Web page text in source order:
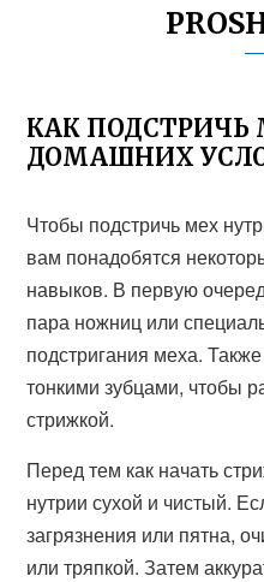
КАК ПОДСТРИЧЬ
ДОМАШНИХ
Чтобы подстричь мех
вам понадобятся
навыков. В первую
пара ножниц или
подстригания меха.
тонкими зубцами, чтобы
стрижкой.
Перед тем как начать
нутрии сухой и чистый.
загрязнения или пятна,
или тряпкой. Затем